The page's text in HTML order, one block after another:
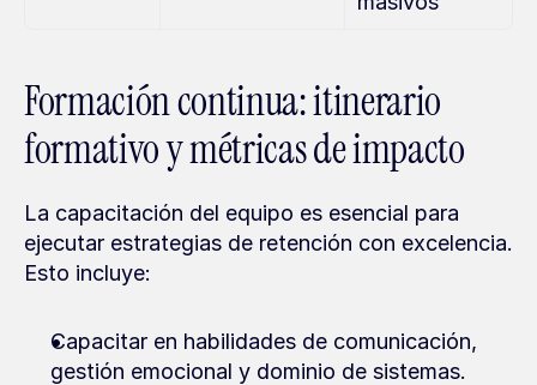
Formación continua: itinerario
formativo y métricas de impacto
La capacitación del equipo es esencial para
ejecutar estrategias de retención con excelencia.
Esto incluye:
Capacitar en habilidades de comunicación,
gestión emocional y dominio de sistemas.